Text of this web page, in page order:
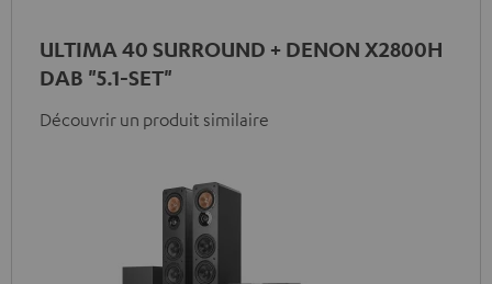
ULTIMA 40 SURROUND + DENON X2800H
DAB "5.1-SET"
Découvrir un produit similaire